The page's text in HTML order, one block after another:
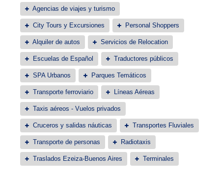
Agencias de viajes y turismo
City Tours y Excursiones Personal Shoppers
Alquiler de autos Servicios de Relocation
Escuelas de Español Traductores públicos
SPA Urbanos Parques Temáticos
Transporte ferroviario Líneas Aéreas
Taxis aéreos - Vuelos privados
Cruceros y salidas náuticas Transportes Fluviales
Transporte de personas Radiotaxis
Traslados Ezeiza-Buenos Aires Terminales